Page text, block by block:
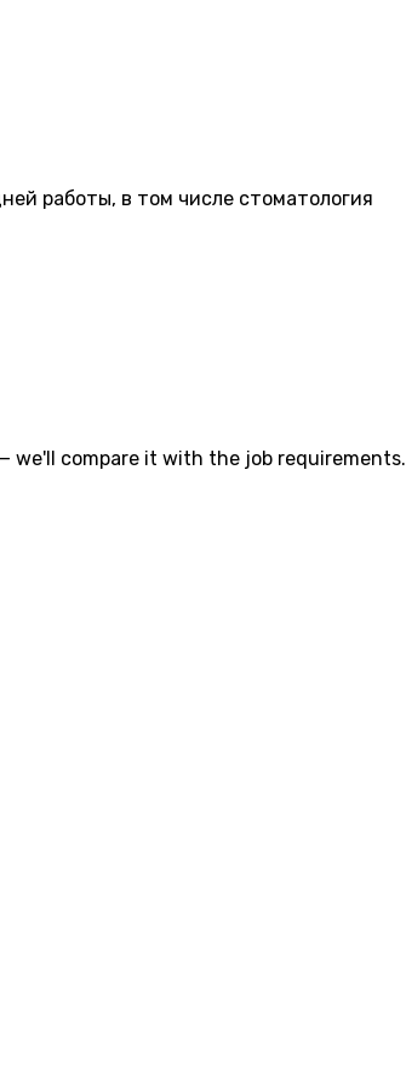
работы, в том числе стоматология
we'll compare it with the job requirements.